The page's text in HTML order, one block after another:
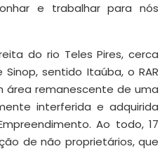
e trabalhar para nós
do rio Teles Pires, cerca
sentido Itaúba, o RAR
área remanescente de uma
interferida e adquirida
Ao todo, 17
de não proprietários, que